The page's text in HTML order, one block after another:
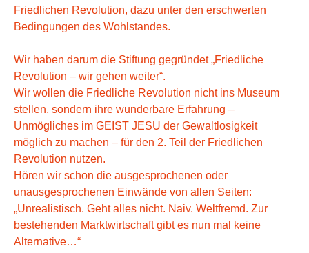
Friedlichen Revolution, dazu unter den erschwerten
Bedingungen des Wohlstandes.
Wir haben darum die Stiftung gegründet „Friedliche
Revolution – wir gehen weiter“.
Wir wollen die Friedliche Revolution nicht ins Museum
stellen, sondern ihre wunderbare Erfahrung –
Unmögliches im GEIST JESU der Gewaltlosigkeit
möglich zu machen – für den 2. Teil der Friedlichen
Revolution nutzen.
Hören wir schon die ausgesprochenen oder
unausgesprochenen Einwände von allen Seiten:
„Unrealistisch. Geht alles nicht. Naiv. Weltfremd. Zur
bestehenden Marktwirtschaft gibt es nun mal keine
Alternative…“